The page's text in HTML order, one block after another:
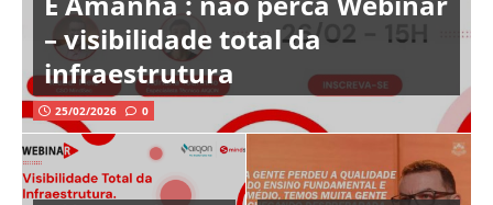
– visibilidade total da
infraestrutura
25/02/2026 0